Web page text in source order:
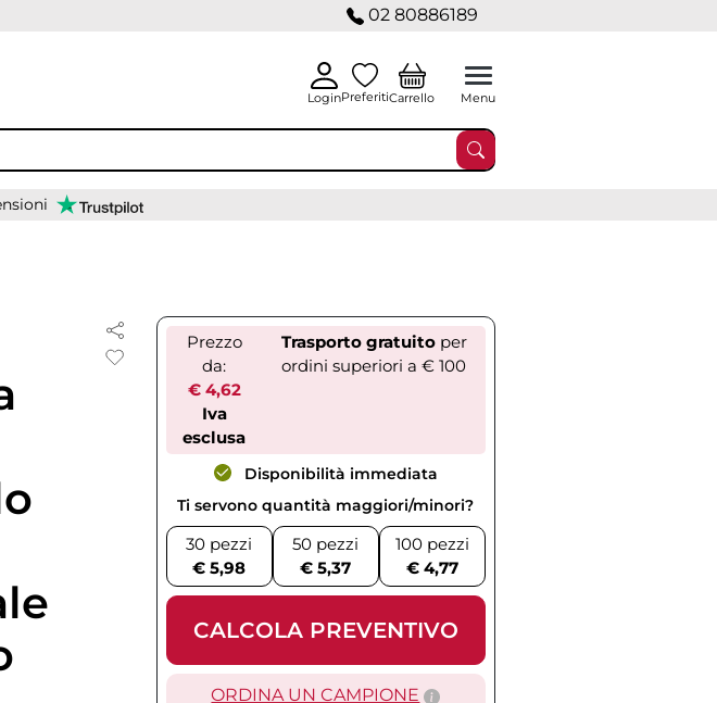
02 80886189
LoginPreferitiCarrello Menu
Prezzo
da:
€ 4,62
Iva
esclusa
Trasporto gratuitoper
ordini superiori a € 100
Disponibilità immediata
Ti servono quantità maggiori/minori?
30 pezzi
€ 5,98
50 pezzi
€ 5,37
100 pezzi
€ 4,77
CALCOLA PREVENTIVO
ORDINA UN CAMPIONE